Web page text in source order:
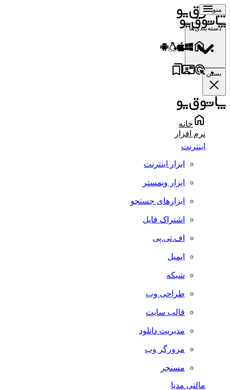
منو
دسته‌بندی‌ها
بستن
خانه
نرم افزار
اینترنت
ابزار اینترنت
ابزار وبمستر
ابزارهای جستجو
اشتراک فایل
اف.تی.پی
ایمیل
شبکه
طراحی وب
قالب سایت
مدیریت دانلود
مرورگر وب
مسنجر
مالتی مدیا